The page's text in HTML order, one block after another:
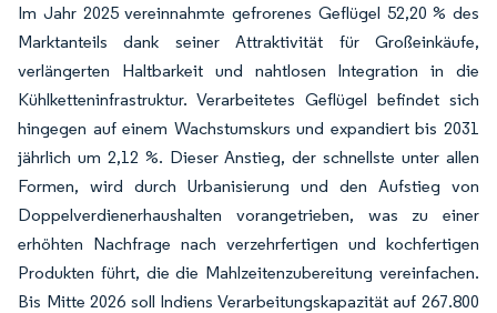
Im Jahr 2025 vereinnahmte gefrorenes Geflügel 52,20 % des
Marktanteils dank seiner Attraktivität für Großeinkäufe,
verlängerten Haltbarkeit und nahtlosen Integration in die
Kühlketteninfrastruktur. Verarbeitetes Geflügel befindet sich
hingegen auf einem Wachstumskurs und expandiert bis 2031
jährlich um 2,12 %. Dieser Anstieg, der schnellste unter allen
Formen, wird durch Urbanisierung und den Aufstieg von
Doppelverdienerhaushalten vorangetrieben, was zu einer
erhöhten Nachfrage nach verzehrfertigen und kochfertigen
Produkten führt, die die Mahlzeitenzubereitung vereinfachen.
Bis Mitte 2026 soll Indiens Verarbeitungskapazität auf 267.800